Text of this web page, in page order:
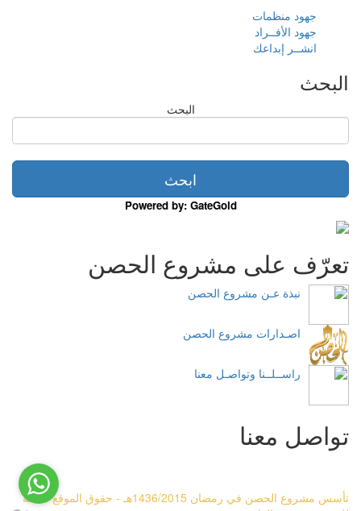
جهود منظمات
جهود الأفــراد
انشــر إبداعك
البحث
البحث
Powered by: GateGold
تعرّف على مشروع الحصن
نبذة عـن مشروع الحصن
اصـدارات مشروع الحصن
راســلــنا وتواصـل معنا
تواصل معنا
تأسس مشروع الحصن في رمضان 1436/2015هـ - حقوق الموقع متاحة